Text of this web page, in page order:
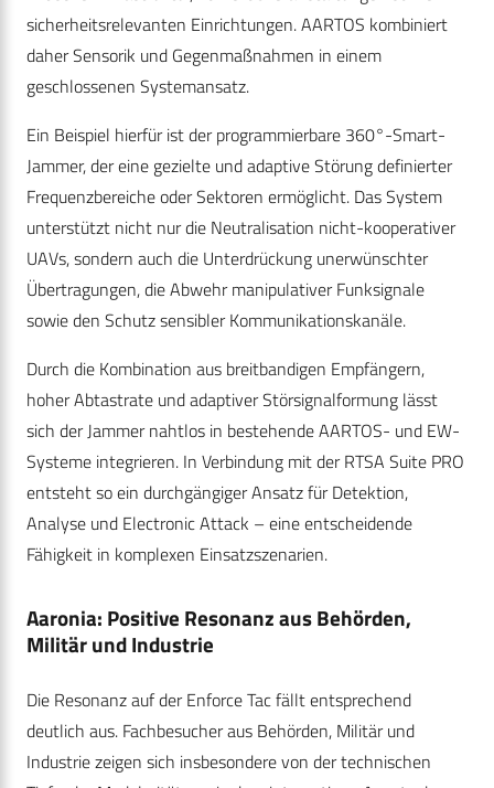
sicherheitsrelevanten Einrichtungen. AARTOS kombiniert
daher Sensorik und Gegenmaßnahmen in einem
geschlossenen Systemansatz.
Ein Beispiel hierfür ist der programmierbare 360°-Smart-
Jammer, der eine gezielte und adaptive Störung definierter
Frequenzbereiche oder Sektoren ermöglicht. Das System
unterstützt nicht nur die Neutralisation nicht-kooperativer
UAVs, sondern auch die Unterdrückung unerwünschter
Übertragungen, die Abwehr manipulativer Funksignale
sowie den Schutz sensibler Kommunikationskanäle.
Durch die Kombination aus breitbandigen Empfängern,
hoher Abtastrate und adaptiver Störsignalformung lässt
sich der Jammer nahtlos in bestehende AARTOS- und EW-
Systeme integrieren. In Verbindung mit der RTSA Suite PRO
entsteht so ein durchgängiger Ansatz für Detektion,
Analyse und Electronic Attack – eine entscheidende
Fähigkeit in komplexen Einsatzszenarien.
Aaronia: Positive Resonanz aus Behörden,
Militär und Industrie
Die Resonanz auf der Enforce Tac fällt entsprechend
deutlich aus. Fachbesucher aus Behörden, Militär und
Industrie zeigen sich insbesondere von der technischen